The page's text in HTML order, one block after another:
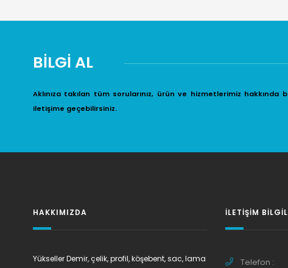
BİLGİ AL
Aklınıza takılan tüm sorularınız, ürün ve hizmetlerimiz
iletişime geçebilirsiniz.
HAKKIMIZDA
Yükseller Demir, çelik, profil, köşebent, sac, lama
İLETIŞIM
Telefon :